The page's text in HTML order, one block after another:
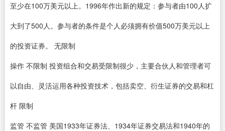
至少在100万美元以上。1996年作出新的规定：参与者由100人扩
大到了500人。参与者的条件是个人必须拥有价值500万美元以上
的投资证券。 无限制
操作 不限制 投资组合和交易受限制很少，主要合伙人和管理者可
以自由、灵活运用各种投资技术，包括卖空、衍生证券的交易和杠
杆 限制
监管 不监管 美国1933年证券法、1934年证券交易法和1940年的